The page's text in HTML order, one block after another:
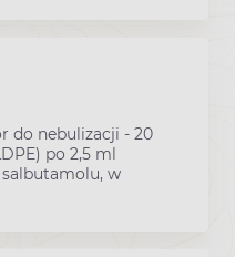
do nebulizacji - 20
po 2,5 ml
w